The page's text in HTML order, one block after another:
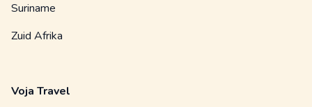
Suriname
Zuid Afrika
Voja Travel